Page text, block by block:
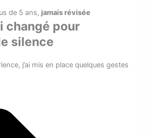
de 5 ans, jamais révisée
changé pour
silence
j’ai mis en place quelques gestes